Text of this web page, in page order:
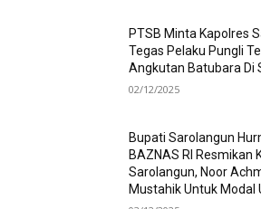
PTSB Minta Kapolres
Tegas Pelaku Pungli
Angkutan Batubara Di
02/12/2025
Bupati Sarolangun
BAZNAS RI Resmikan
Sarolangun, Noor
Mustahik Untuk Modal